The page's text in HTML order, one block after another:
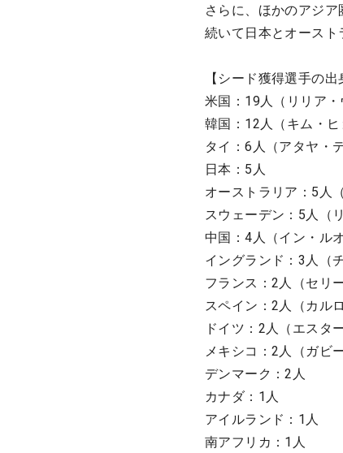
さらに、ほかのアジ
続いて日本とオースト
【シード獲得選手の出
米国：19人（リリア・
韓国：12人（キム・ヒ
タイ：6人（アタヤ・
日本：5人
オーストラリア：5人
スウェーデン：5人（
中国：4人（イン・ル
イングランド：3人（
フランス：2人（セリ
スペイン：2人（カル
ドイツ：2人（エスタ
メキシコ：2人（ガビ
デンマーク：2人
カナダ：1人
アイルランド：1人
南アフリカ：1人